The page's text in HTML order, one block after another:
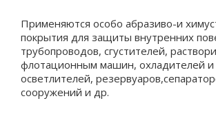
Применяются особо абразиво-и
покрытия для защиты внутренних
трубопроводов, сгустителей,
флотационным машин, охладителей и
осветлителей,
сооружений и др.